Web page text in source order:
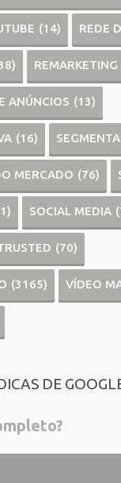
(14) REDE
REMARKETING
ANÚNCIOS (13)
(16)
MERCADO (76)
SOCIAL MEDIA
(70)
(3165) VÍDEO
DE